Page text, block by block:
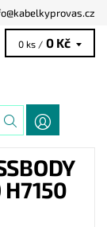
@kabelkyprovas.cz
0 ks / 0 Kč
H7150